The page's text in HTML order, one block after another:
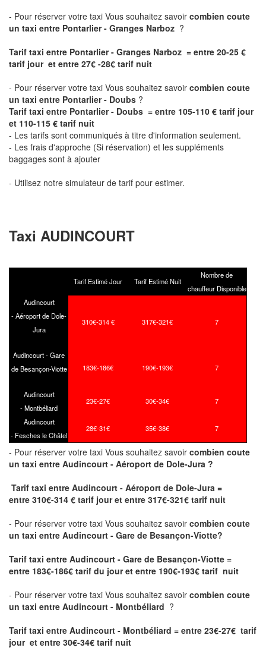
- Pour réserver votre taxi Vous souhaitez savoir combien coute
un taxi entre Pontarlier - Granges Narboz ?
Tarif taxi entre Pontarlier - Granges Narboz = entre 20-25 €
tarif jour et entre 27€ -28€ tarif nuit
- Pour réserver votre taxi Vous souhaitez savoir combien coute
un taxi entre Pontarlier - Doubs ?
Tarif taxi entre Pontarlier - Doubs = entre 105-110 € tarif jour
et 110-115 € tarif nuit
- Les tarifs sont communiqués à titre d'information seulement.
- Les frais d'approche (Si réservation) et les suppléments
baggages sont à ajouter
- Utilisez notre simulateur de tarif pour estimer.
Taxi AUDINCOURT
Tarif Estimé Jour Tarif Estimé Nuit
Nombre de
chauffeur Disponible
Audincourt
- Aéroport de Dole-
Jura
310€-314 € 317€-321€ 7
Audincourt - Gare
de Besançon-Viotte
183€-186€ 190€-193€ 7
Audincourt
- Montbéliard
23€-27€ 30€-34€ 7
Audincourt
- Fesches le Châtel
28€-31€ 35€-38€ 7
- Pour réserver votre taxi Vous souhaitez savoir combien coute
un taxi entre Audincourt - Aéroport de Dole-Jura ?
Tarif taxi entre Audincourt - Aéroport de Dole-Jura =
entre 310€-314 € tarif jour et entre 317€-321€ tarif nuit
- Pour réserver votre taxi Vous souhaitez savoir combien coute
un taxi entre Audincourt - Gare de Besançon-Viotte?
Tarif taxi entre Audincourt - Gare de Besançon-Viotte =
entre 183€-186€ tarif du jour et entre 190€-193€ tarif nuit
- Pour réserver votre taxi Vous souhaitez savoir combien coute
un taxi entre Audincourt - Montbéliard ?
Tarif taxi entre Audincourt - Montbéliard = entre 23€-27€ tarif
jour et entre 30€-34€ tarif nuit